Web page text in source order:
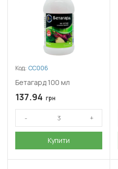
Код: СС006
Бетагард 100 мл
137.94 грн
Купити